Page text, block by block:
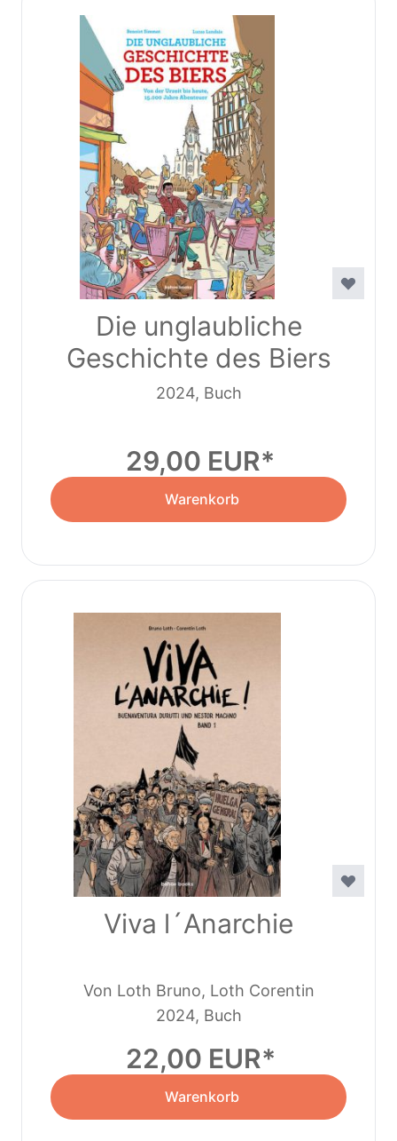
Die unglaubliche
Geschichte des Biers
2024, Buch
29,00 EUR
Warenkorb
Viva l´Anarchie
Von Loth Bruno, Loth Corentin
2024, Buch
22,00 EUR
Warenkorb